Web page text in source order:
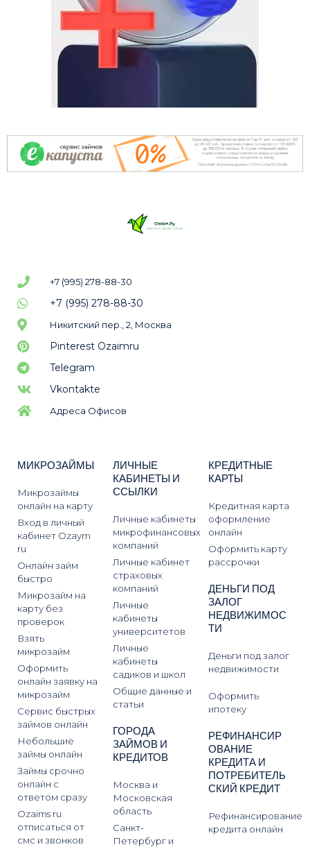
+7 (995) 278-88-30
+7 (995) 278-88-30
Никитский пер., 2, Москва
Pinterest Ozaimru
Telegram
Vkontakte
Адреса Офисов
МИКРОЗАЙМЫ
Микрозаймы
онлайн на карту
Вход в личный
кабинет Ozaym
ru
Онлайн займ
быстро
Микрозайм на
карту без
проверок
Взять
микрозайм
Оформить
онлайн заявку на
микрозайм
Сервис быстрых
займов онлайн
Небольшие
займы онлайн
Займы срочно
онлайн с
ответом сразу
Ozaims ru
отписаться от
смс и звонков
ЛИЧНЫЕ
КАБИНЕТЫ И
ССЫЛКИ
Личные кабинеты
микрофинансовых
компаний
Личные кабинет
страховых
компаний
Личные
кабинеты
университетов
Личные
кабинеты
садиков и школ
Общие данные и
статьи
ГОРОДА
ЗАЙМОВ И
КРЕДИТОВ
Москва и
Московская
область
Санкт-
Петербург и
КРЕДИТНЫЕ
КАРТЫ
Кредитная карта
оформление
онлайн
Оформить карту
рассрочки
ДЕНЬГИ ПОД
ЗАЛОГ
НЕДВИЖИМОС
ТИ
Деньги под залог
недвижимости
Оформить
ипотеку
РЕФИНАНСИР
ОВАНИЕ
КРЕДИТА И
ПОТРЕБИТЕЛЬ
СКИЙ КРЕДИТ
Рефинансирование
кредита онлайн